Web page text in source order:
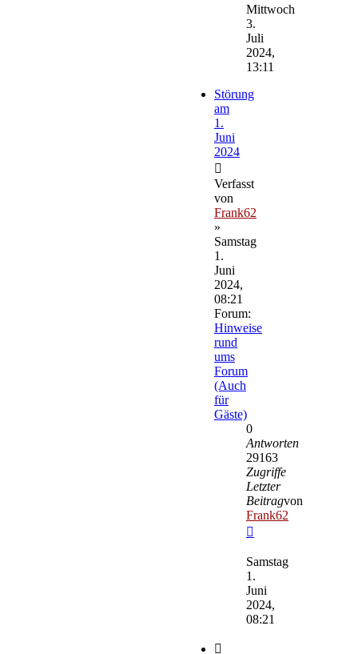
Beitrag
Mittwoch
3.
Juli
2024,
13:11
Störung
am
1.
Juni
2024
Verfasst
von
Frank62
»
Samstag
1.
Juni
2024,
08:21
Forum:
Hinweise
rund
ums
Forum
(Auch
für
Gäste)
0
Antworten
29163
Zugriffe
Letzter
Beitragvon
Frank62
Beitrag
Samstag
1.
Juni
2024,
08:21